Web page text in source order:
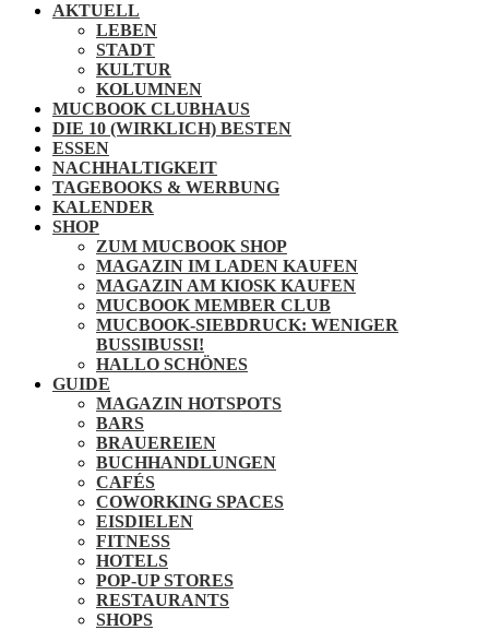
AKTUELL
LEBEN
STADT
KULTUR
KOLUMNEN
MUCBOOK CLUBHAUS
DIE 10 (WIRKLICH) BESTEN
ESSEN
NACHHALTIGKEIT
TAGEBOOKS & WERBUNG
KALENDER
SHOP
ZUM MUCBOOK SHOP
MAGAZIN IM LADEN KAUFEN
MAGAZIN AM KIOSK KAUFEN
MUCBOOK MEMBER CLUB
MUCBOOK-SIEBDRUCK: WENIGER
BUSSIBUSSI!
HALLO SCHÖNES
GUIDE
MAGAZIN HOTSPOTS
BARS
BRAUEREIEN
BUCHHANDLUNGEN
CAFÉS
COWORKING SPACES
EISDIELEN
FITNESS
HOTELS
POP-UP STORES
RESTAURANTS
SHOPS